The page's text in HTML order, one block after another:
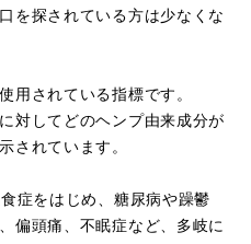
を探されている方は少なくな
用されている指標です。
対してどのヘンプ由来成分が
されています。
症をはじめ、糖尿病や躁鬱
偏頭痛、不眠症など、多岐に